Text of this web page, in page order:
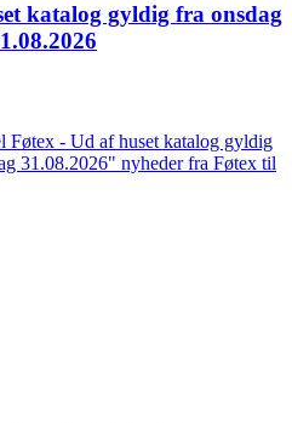
katalog gyldig fra onsdag
- Ud af huset katalog gyldig
31.08.2026" nyheder fra Føtex til